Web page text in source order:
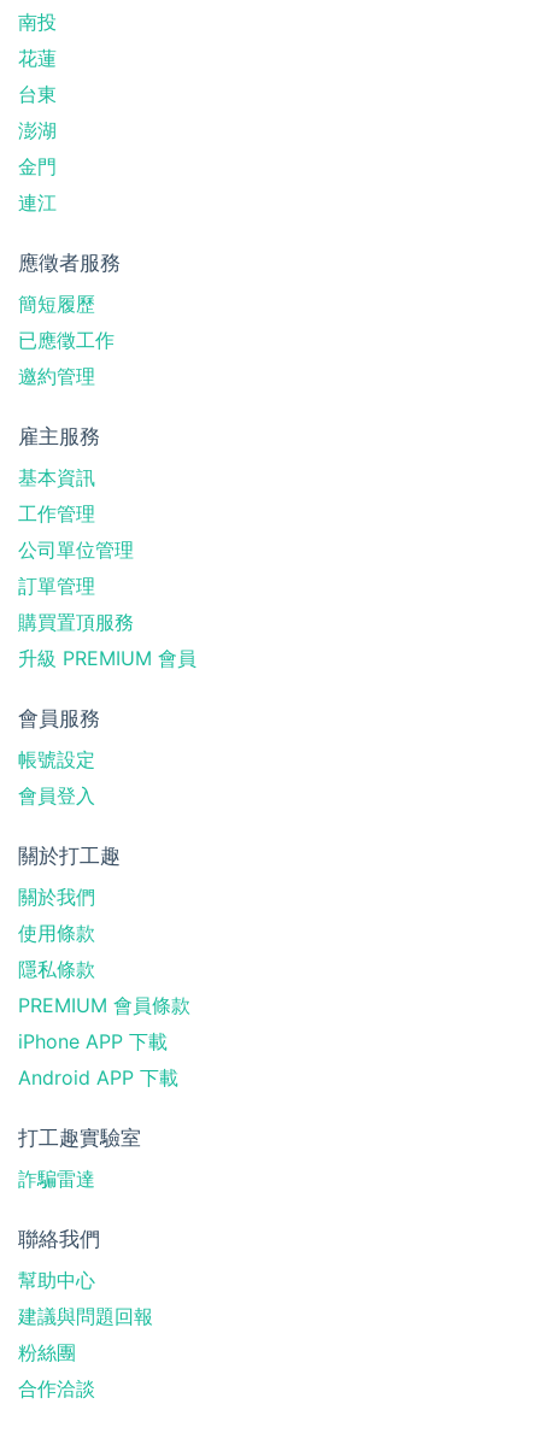
南投
花蓮
台東
澎湖
金門
連江
應徵者服務
簡短履歷
已應徵工作
邀約管理
雇主服務
基本資訊
工作管理
公司單位管理
訂單管理
購買置頂服務
升級 PREMIUM 會員
會員服務
帳號設定
會員登入
關於打工趣
關於我們
使用條款
隱私條款
PREMIUM 會員條款
iPhone APP 下載
Android APP 下載
打工趣實驗室
詐騙雷達
聯絡我們
幫助中心
建議與問題回報
粉絲團
合作洽談